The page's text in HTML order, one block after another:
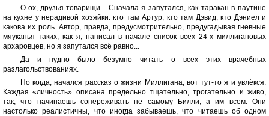
О-ох, друзья-товарищи... Сначала я запутался, как таракан в паутине
на кухне у нерадивой хозяйки: кто там Артур, кто там Дэвид, кто Дэниел и
какова их роль. Автор, правда, предусмотрительно, предугадывая гневные
мяуканья таких, как я, написал в начале список всех 24-х миллигановых
архаровцев, но я запутался всё равно...
Да и нудно было безумно читать о всех этих врачебных
разлагольствованиях.
Но когда, начался рассказ о жизни Миллигана, вот тут-то я и увлёкся.
Каждая «личность» описана предельно тщательно, трогательно и живо,
так, что начинаешь сопереживать не самому Билли, а им всем. Они
настолько реалистичны, что иногда забываешь, что читаешь об одном